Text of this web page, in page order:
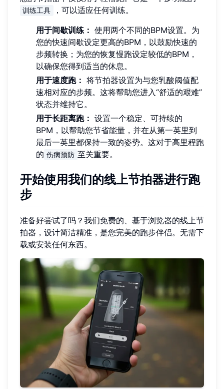
训练工具
，可以适应任何训练。
用于间歇训练： 使用两个不同的BPM设置。为
您的快速间歇设定更高的BPM，以鼓励快速的
步频转换；为您的恢复慢跑设定较低的BPM，
以确保您得到适当的休息。
用于速度跑： 将节拍器设置为与您乳酸阈值配
速相对应的步频。这将帮助您进入“舒适的艰难”
状态并维持它。
用于长距离跑： 设置一个稳定、可持续的
BPM，以帮助您节省能量，并在从第一英里到
最后一英里都保持一致的姿势。这对于高里程跑
的 伤病预防 至关重要。
开始使用我们的线上节拍器进行跑
步
准备好尝试了吗？我们免费的、基于浏览器的线上节
拍器，设计简洁精准，是您完美的跑步伴侣。无需下
载或安装任何东西。